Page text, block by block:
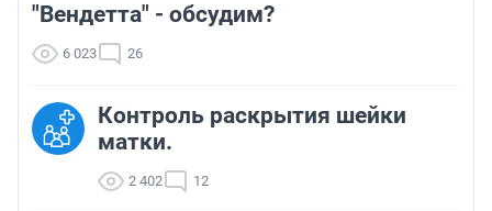
"Вендетта" - обсудим?
6 023 26
Контроль раскрытия шейки
матки.
2 402 12